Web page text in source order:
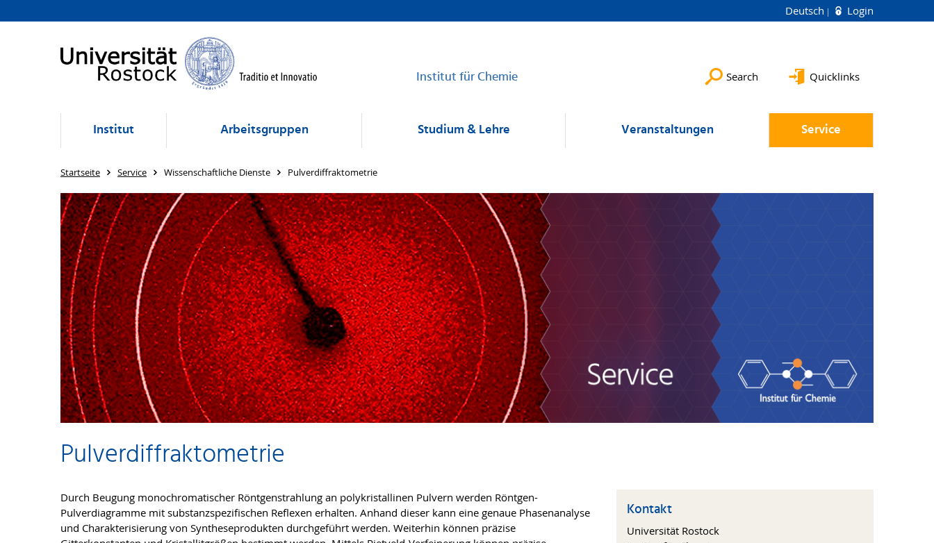
Deutsch Login
Institut für Chemie Search Quicklinks
Institut Arbeitsgruppen Studium & Lehre Veranstaltungen Service
Startseite Service Wissenschaftliche Dienste Pulverdiffraktometrie
Pulverdiffraktometrie
Durch Beugung monochromatischer Röntgenstrahlung an polykristallinen Pulvern werden Röntgen-
Pulverdiagramme mit substanzspezifischen Reflexen erhalten. Anhand dieser kann eine genaue Phasenanalyse
und Charakterisierung von Syntheseprodukten durchgeführt werden. Weiterhin können präzise
Kontakt
Universität Rostock